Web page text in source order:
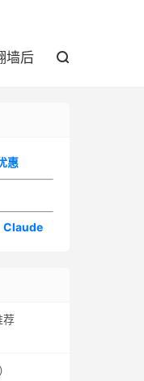
墙后 
惠
Claude
荐